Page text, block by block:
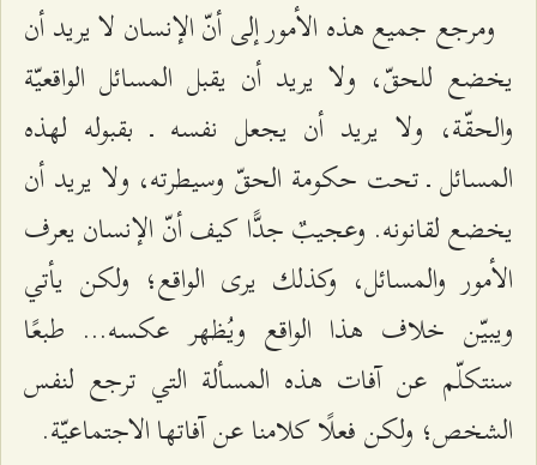
ومرجع جميع هذه الأمور إلى أنّ الإنسان لا يريد أن
يخضع للحقّ، ولا يريد أن يقبل المسائل الواقعيّة
والحقّة، ولا يريد أن يجعل نفسه ـ بقبوله لهذه
المسائل ـ تحت حكومة الحقّ وسيطرته، ولا يريد أن
يخضع لقانونه. وعجيبٌ جدًّا كيف أنّ الإنسان يعرف
الأمور والمسائل، وكذلك يرى الواقع؛ ولكن يأتي
ويبيّن خلاف هذا الواقع ويُظهر عكسه... طبعًا
سنتكلّم عن آفات هذه المسألة التي ترجع لنفس
الشخص؛ ولكن فعلًا كلامنا عن آفاتها الاجتماعيّة.